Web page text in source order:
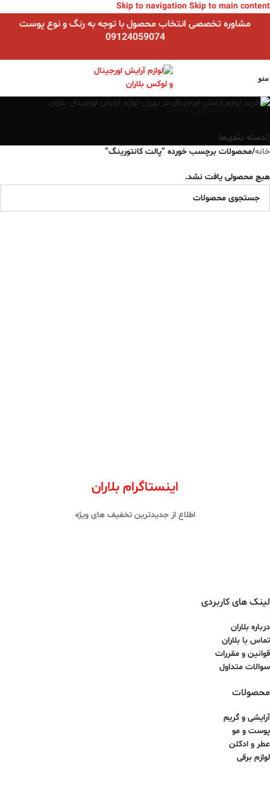
Skip to navigation Skip to main content
مشاوره تخصصی انتخاب محصول با توجه به رنگ و نوع پوست
09124059074
منو
پالت کانتورینگ
دسته بندی‌ها
خانه/محصولات برچسب خورده “پالت کانتورینگ”
هیچ محصولی یافت نشد.
اینستاگرام بلاران
اطلاع از جدیدترین تخفیف های ویژه
لینک های کاربردی
درباره بلاران
تماس با بلاران
قوانین و مقررات
سوالات متداول
محصولات
آرایشی و گریم
پوست و مو
عطر و ادکلن
لوازم برقی